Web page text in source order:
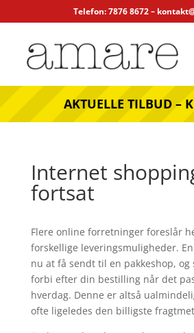
Telefon: 7876 8672 –
AKTUELLE TILBUD –
Internet
fortsat
Flere online forretninger foreslår
forskellige leveringsmuligheder.
nu at få sendt til en pakkeshop, og
forbi efter din bestilling når det
hverdag. Denne er altså
ofte ligeledes den billigste